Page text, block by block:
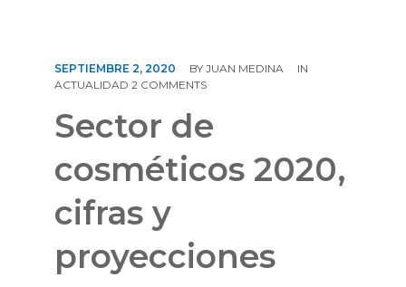
SEPTIEMBRE 2, 2020 BY JUAN MEDINA
IN
ACTUALIDAD 2 COMMENTS
Sector de
cosméticos 2020,
cifras y
proyecciones